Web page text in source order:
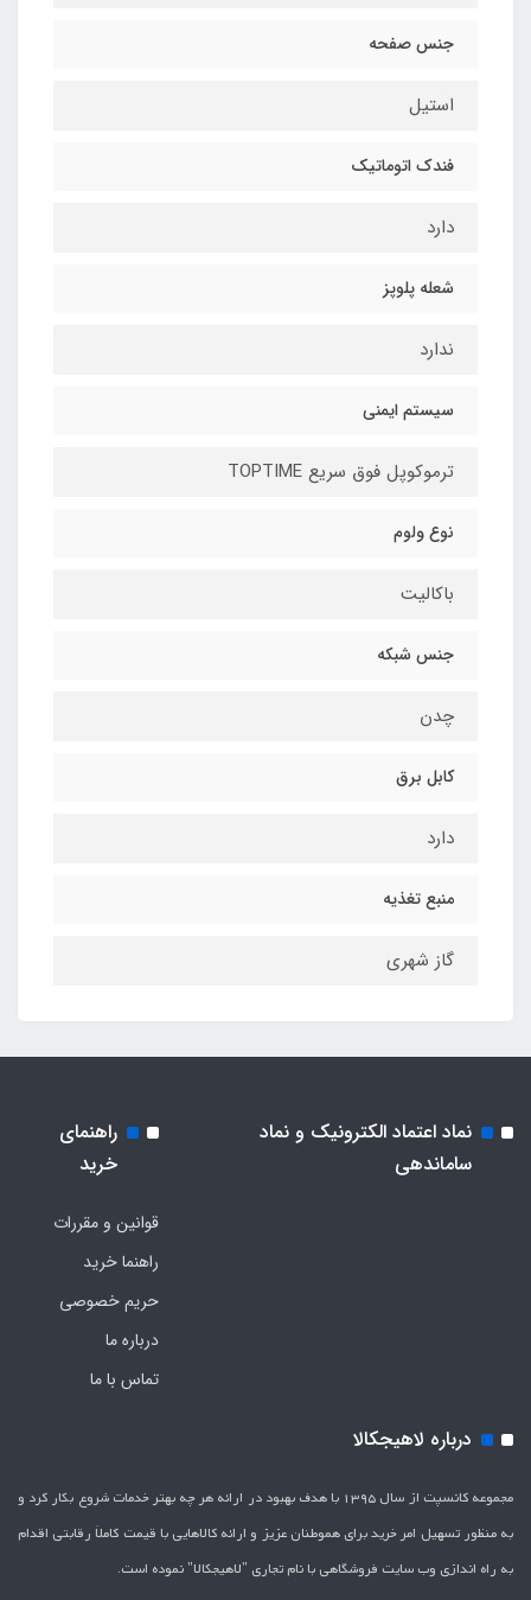
جنس صفحه
استیل
فندک اتوماتیک
دارد
شعله پلوپز
ندارد
سیستم ایمنی
ترموکوپل فوق سریع TOPTIME
نوع ولوم
باکالیت
جنس شبکه
چدن
کابل برق
دارد
منبع تغذیه
گاز شهری
نماد اعتماد الکترونیک و نماد
ساماندهی
راهنمای
خرید
قوانین و مقررات
راهنما خرید
حریم خصوصی
درباره ما
تماس با ما
درباره لاهیجکالا
مجموعه کانسپت از سال 1395 با هدف بهبود در ارائه هر چه بهتر خدمات شروع بکار کرد و
به منظور تسهیل امر خرید برای هموطنان عزیز و ارائه کالاهایی با قیمت کاملاَ رقابتی اقدام
به راه اندازی وب سایت فروشگاهی با نام تجاری "لاهیج­کالا" نموده است.